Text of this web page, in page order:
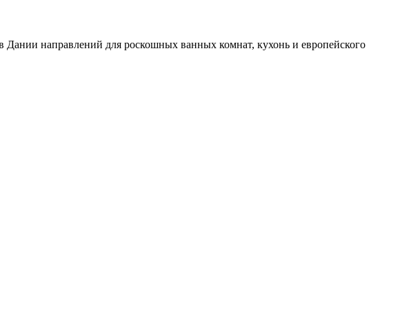
направлений для роскошных ванных комнат, кухонь и европейского